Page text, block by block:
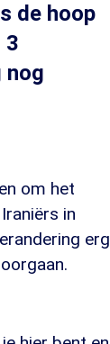
de hoop
3
nog
om het
in
erg